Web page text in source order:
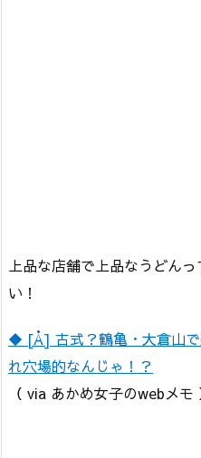
上品な店舗で上品なうどん
い！
◆ [Å] 古式？鶴亀・大倉山で
れ穴場的なんじゃ！？
（ via あかめ女子のwebメモ